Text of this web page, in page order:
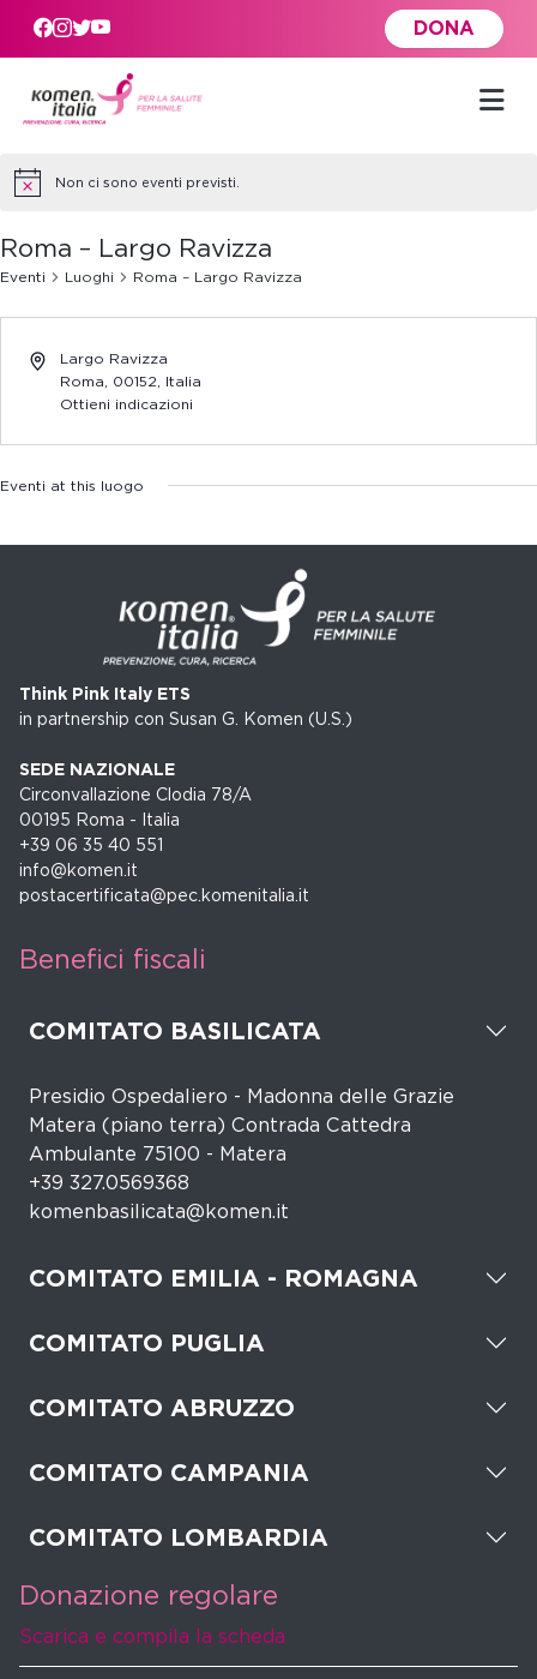
Skip to main content
DONA
Non ci sono eventi previsti.
Roma – Largo Ravizza
Eventi Luoghi Roma – Largo Ravizza
Largo Ravizza
Roma, 00152, Italia
Ottieni indicazioni
Eventi at this luogo
Think Pink Italy ETS
in partnership con Susan G. Komen (U.S.)
SEDE NAZIONALE
Circonvallazione Clodia 78/A
00195 Roma - Italia
+39 06 35 40 551
info@komen.it
postacertificata@pec.komenitalia.it
Benefici fiscali
COMITATO BASILICATA
Presidio Ospedaliero - Madonna delle Grazie
Matera (piano terra) Contrada Cattedra
Ambulante 75100 - Matera
+39 327.0569368
komenbasilicata@komen.it
COMITATO EMILIA - ROMAGNA
COMITATO PUGLIA
COMITATO ABRUZZO
COMITATO CAMPANIA
COMITATO LOMBARDIA
Donazione regolare
Scarica e compila la scheda